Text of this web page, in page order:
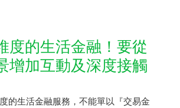
度的生活金融！要從
增加互動及深度接觸
度的生活金融服務，不能單以『交易金